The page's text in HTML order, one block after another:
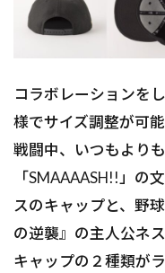
コラボレーションを
様でサイズ調整が可
戦闘中、いつもより
「SMAAAASH!!」の
スのキャップと、野
の逆襲』の主人公ネ
キャップの２種類がラ